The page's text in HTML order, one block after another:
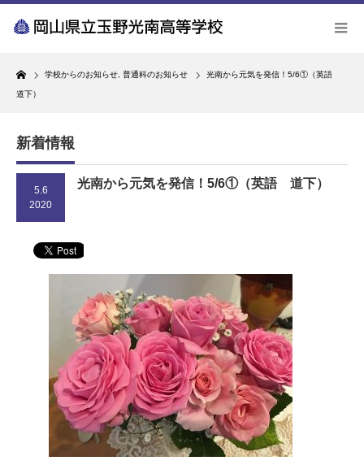
Home
学校からのお知らせ 普通科のお知らせ 光南から元気を発信！5/6①（英語
道下）
新着情報
5.6
2020
光南から元気を発信！5/6①（英語 道下）